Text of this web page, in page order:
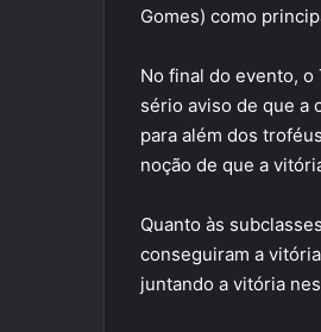
Gomes) como
No final do evento, o
sério aviso de que a
para além dos
noção de que a
Quanto às
conseguiram a
juntando a vitória